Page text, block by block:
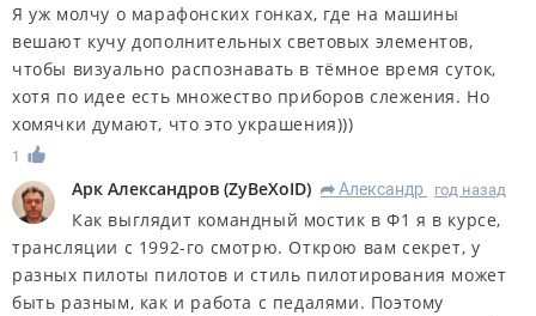
Я уж молчу о марафонских гонках, где на машины
вешают кучу дополнительных световых элементов,
чтобы визуально распознавать в тёмное время суток,
хотя по идее есть множество приборов слежения. Но
хомячки думают, что это украшения)))
1
Арк Александров (ZyBeXoID) R Александр год назад
Как выглядит командный мостик в Ф1 я в курсе,
трансляции с 1992-го смотрю. Открою вам секрет, у
разных пилоты пилотов и стиль пилотирования может
быть разным, как и работа с педалями. Поэтому